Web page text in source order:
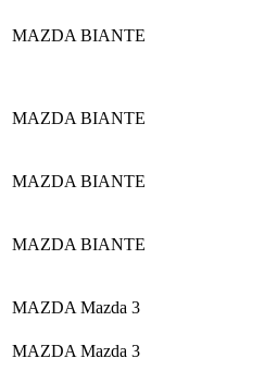
MAZDA BIANTE
MAZDA BIANTE
MAZDA BIANTE
MAZDA BIANTE
MAZDA Mazda 3
MAZDA Mazda 3